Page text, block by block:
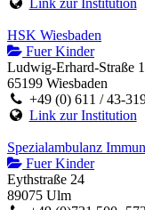
Link zur Institution
HSK Wiesbaden
Fuer Kinder
Ludwig-Erhard-Straße
65199 Wiesbaden
+49 (0) 611 / 43-
Link zur Institution
Spezialambulanz
Fuer Kinder
Eythstraße 24
89075 Ulm